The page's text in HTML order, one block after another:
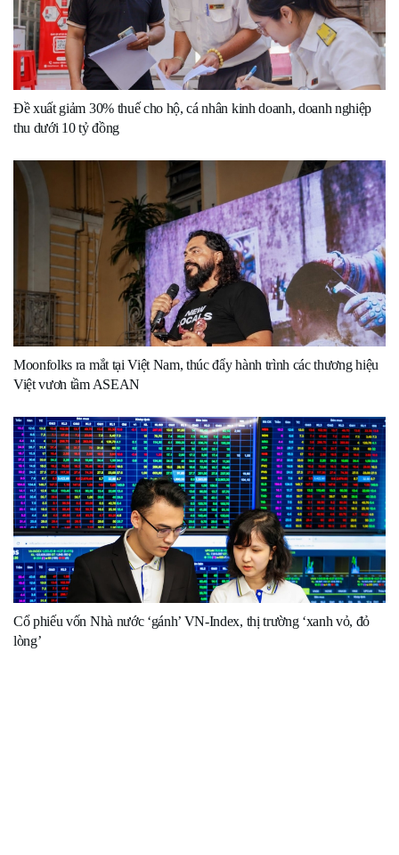
Đề xuất giảm 30% thuế cho hộ, cá nhân kinh doanh, doanh nghiệp
thu dưới 10 tỷ đồng
Moonfolks ra mắt tại Việt Nam, thúc đẩy hành trình các thương hiệu
Việt vươn tầm ASEAN
Cổ phiếu vốn Nhà nước ‘gánh’ VN-Index, thị trường ‘xanh vỏ, đỏ
lòng’